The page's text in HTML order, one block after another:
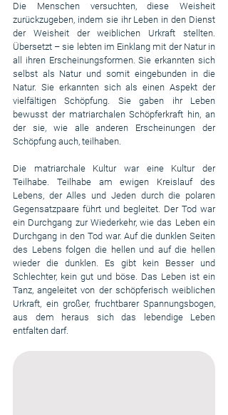
Die Menschen versuchten, diese Weisheit
zurückzugeben, indem sie ihr Leben in den Dienst
der Weisheit der weiblichen Urkraft stellten.
Übersetzt – sie lebten im Einklang mit der Natur in
all ihren Erscheinungsformen. Sie erkannten sich
selbst als Natur und somit eingebunden in die
Natur. Sie erkannten sich als einen Aspekt der
vielfältigen Schöpfung. Sie gaben ihr Leben
bewusst der matriarchalen Schöpferkraft hin, an
der sie, wie alle anderen Erscheinungen der
Schöpfung auch, teilhaben.
Die matriarchale Kultur war eine Kultur der
Teilhabe. Teilhabe am ewigen Kreislauf des
Lebens, der Alles und Jeden durch die polaren
Gegensatzpaare führt und begleitet. Der Tod war
ein Durchgang zur Wiederkehr, wie das Leben ein
Durchgang in den Tod war. Auf die dunklen Seiten
des Lebens folgen die hellen und auf die hellen
wieder die dunklen. Es gibt kein Besser und
Schlechter, kein gut und böse. Das Leben ist ein
Tanz, angeleitet von der schöpferisch weiblichen
Urkraft, ein großer, fruchtbarer Spannungsbogen,
aus dem heraus sich das lebendige Leben
entfalten darf.